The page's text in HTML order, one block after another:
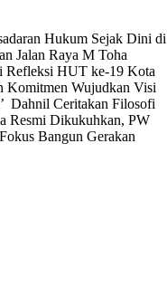
Hukum Sejak Dini di
Jalan Raya M Toha
Refleksi HUT ke-19 Kota
Komitmen Wujudkan Visi
Dahnil Ceritakan Filosofi
Resmi Dikukuhkan, PW
Bangun Gerakan